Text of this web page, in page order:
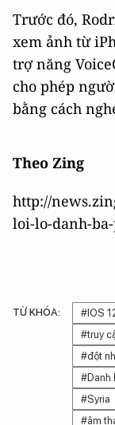
Trước đó,
xem ảnh từ
trợ năng
cho phép
bằng cách
Theo Zing
http://
loi-lo-danh-
TỪ KHÓA: #IOS
#truy
#đột
#Danh
#Syria
#âm